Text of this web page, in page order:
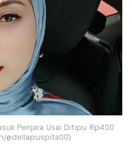
Penjara Usai Ditipu Rp400
@dellapuspita00)